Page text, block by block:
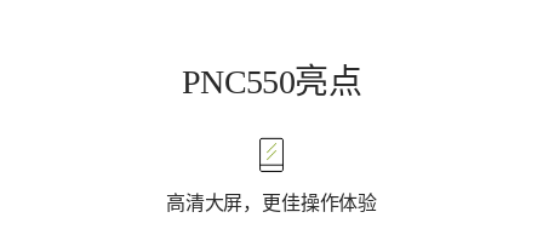
PNC550亮点
高清大屏，更佳操作体验